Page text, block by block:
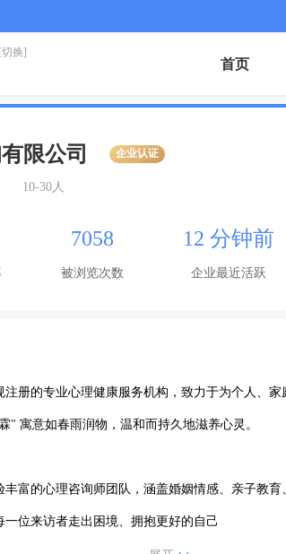
[切换]
首页
限公司 企业认证
10-30人
7058
被浏览次数
12 分钟前
企业最近活跃
册的专业心理健康服务机构，致力于为个人、
" 寓意如春雨润物，温和而持久地滋养心灵。
富的心理咨询师团队，涵盖婚姻情感、亲子教
位来访者走出困境、拥抱更好的自己